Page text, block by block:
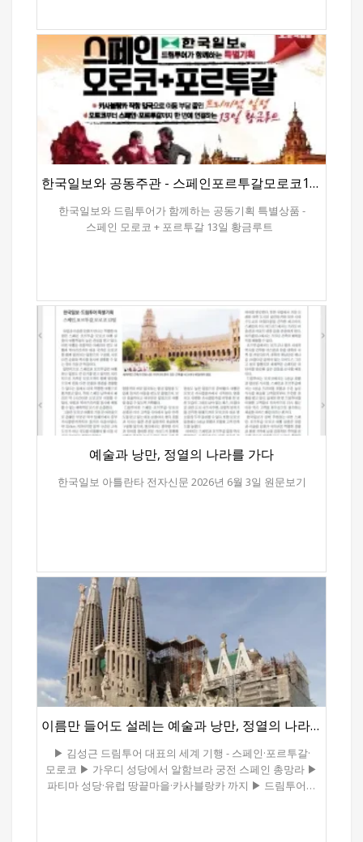
한국일보와 공동주관 - 스페인포르투갈모로코13일
한국일보와 드림투어가 함께하는 공동기획 특별상품 -
예술과 낭만, 정열의 나라를 가다
한국일보 아틀란타 전자신문 2026년 6월 3일 원문보기
이름만 들어도 설레는 예술과 낭만, 정열의 나라를 가다
▶ 김성근 드림투어 대표의 세계 기행 - 스페인·포르투갈·
모로코 ▶ 가우디 성당에서 알함브라 궁전 스페인 총망라 ▶
파티마 성당·유럽 땅끝마을·카사블랑카 까지 ▶ 드림투어가